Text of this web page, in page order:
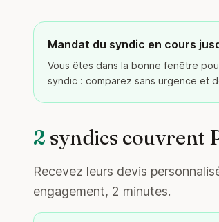
Mandat du syndic en cours
Vous êtes dans la bonne fenêtre
syndic : comparez sans urgence et
2 syndics couvrent
Recevez leurs devis
engagement, 2 minutes.